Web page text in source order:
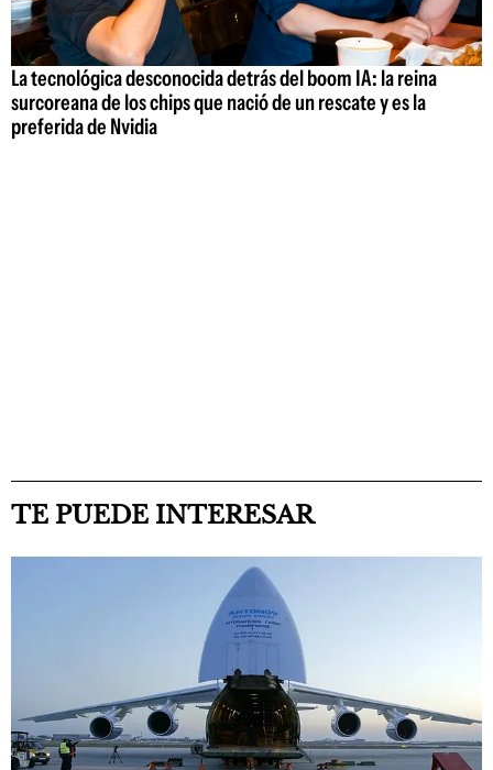
La tecnológica desconocida detrás del boom IA: la reina
surcoreana de los chips que nació de un rescate y es la
preferida de Nvidia
TE PUEDE INTERESAR